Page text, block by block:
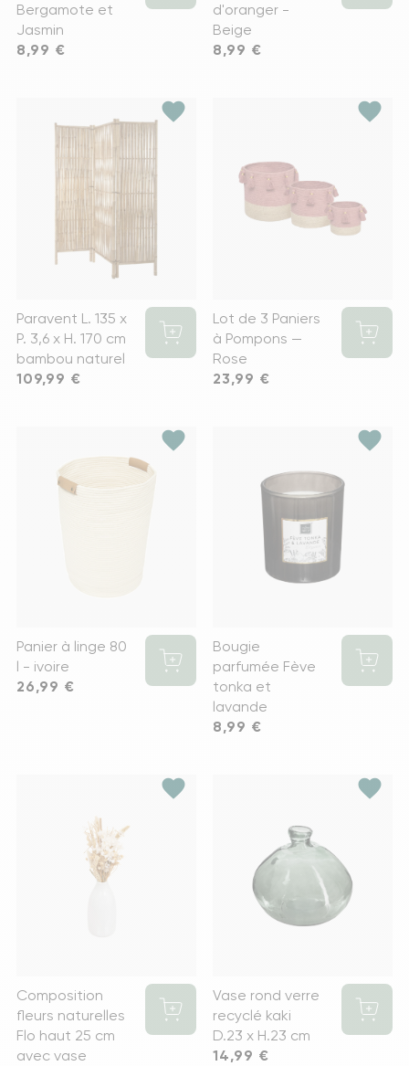
Bergamote et
Jasmin
Prix
8,99 €
d'oranger -
Beige
Prix
8,99 €
favorite
Paravent L. 135 x
P. 3,6 x H. 170 cm
bambou naturel
Prix
109,99 €
favorite
Lot de 3 Paniers
à Pompons —
Rose
Prix
23,99 €
favorite
Panier à linge 80
l - ivoire
Prix
26,99 €
favorite
Bougie
parfumée Fève
tonka et
lavande
Prix
8,99 €
favorite
Composition
fleurs naturelles
Flo haut 25 cm
avec vase
favorite
Vase rond verre
recyclé kaki
D.23 x H.23 cm
Prix
14,99 €